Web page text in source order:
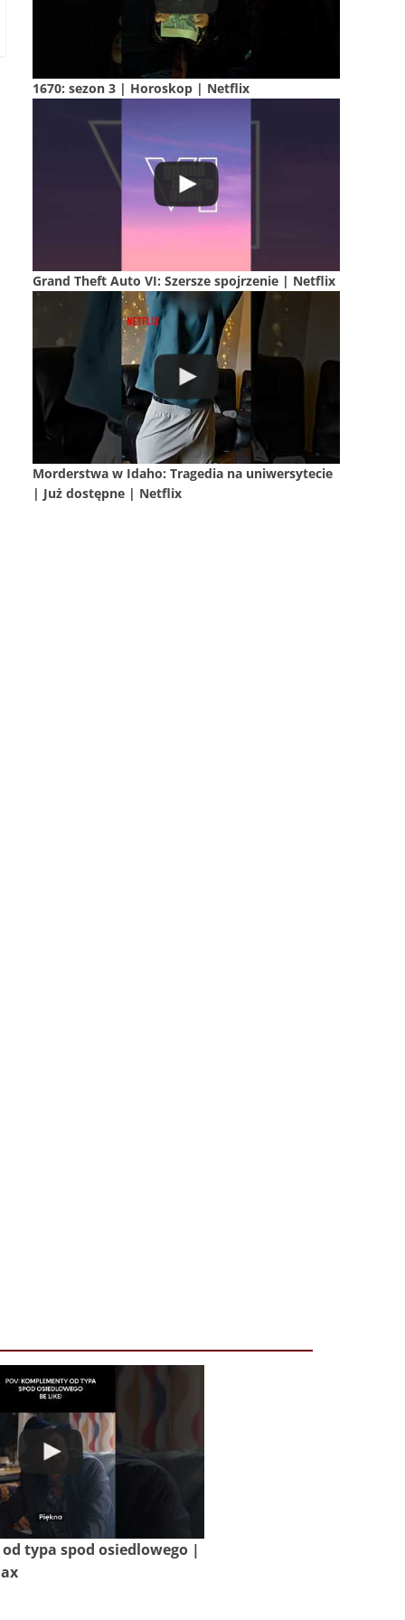
1670: sezon 3 | Horoskop | Netflix
Grand Theft Auto VI: Szersze spojrzenie | Netflix
Morderstwa w Idaho: Tragedia na uniwersytecie
| Już dostępne | Netflix
typa spod osiedlowego |